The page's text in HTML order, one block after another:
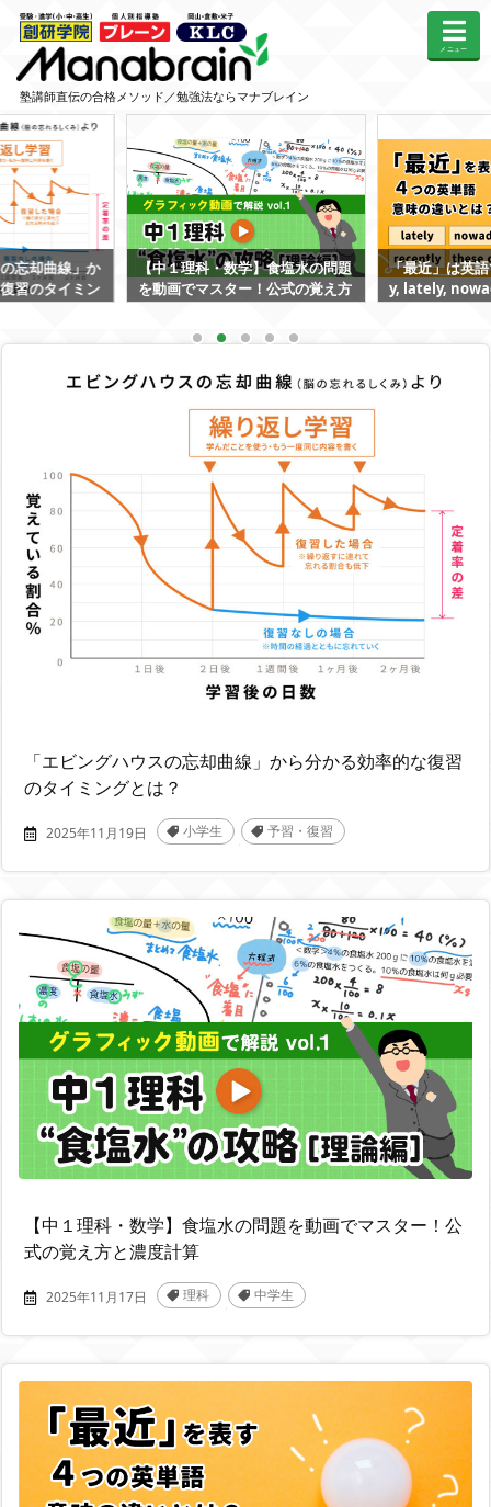
塾講師直伝の合格メソッド／勉強法ならマナブレイン
メニュー
忘却曲線」か
習のタイミン
【中１理科・数学】食塩水の問題
を動画でマスター！公式の覚え方
と濃度計算
「最近」は英
y, lately,
の違いとは？
「エビングハウスの忘却曲線」から分かる効率的な復習
のタイミングとは？
2025年11月19日 小学生 予習・復習
【中１理科・数学】食塩水の問題を動画でマスター！公
式の覚え方と濃度計算
2025年11月17日 理科 中学生